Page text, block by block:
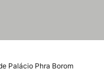
Palácio Phra Borom